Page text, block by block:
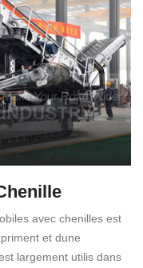
avec chenilles est
et dune
largement utilis dans